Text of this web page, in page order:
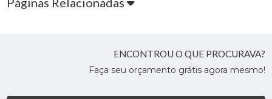
ENCONTROU O QUE PROCURAVA?
Faça seu orçamento grátis agora mesmo!